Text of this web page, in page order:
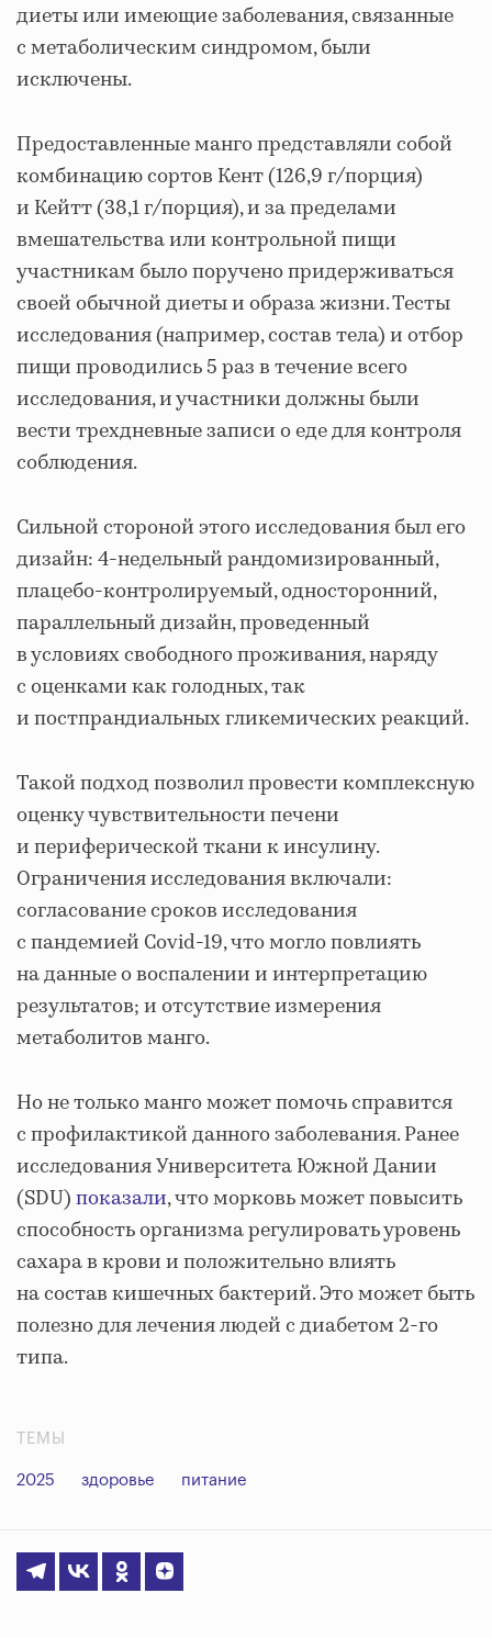
диеты или имеющие заболевания, связанные
с метаболическим синдромом, были
исключены.
Предоставленные манго представляли собой
комбинацию сортов Кент (126,9 г/порция)
и Кейтт (38,1 г/порция), и за пределами
вмешательства или контрольной пищи
участникам было поручено придерживаться
своей обычной диеты и образа жизни. Тесты
исследования (например, состав тела) и отбор
пищи проводились 5 раз в течение всего
исследования, и участники должны были
вести трехдневные записи о еде для контроля
соблюдения.
Сильной стороной этого исследования был его
дизайн: 4-недельный рандомизированный,
плацебо-контролируемый, односторонний,
параллельный дизайн, проведенный
в условиях свободного проживания, наряду
с оценками как голодных, так
и постпрандиальных гликемических реакций.
Такой подход позволил провести комплексную
оценку чувствительности печени
и периферической ткани к инсулину.
Ограничения исследования включали:
согласование сроков исследования
с пандемией Covid-19, что могло повлиять
на данные о воспалении и интерпретацию
результатов; и отсутствие измерения
метаболитов манго.
Но не только манго может помочь справится
с профилактикой данного заболевания. Ранее
исследования Университета Южной Дании
(SDU)показали, что морковь может повысить
способность организма регулировать уровень
сахара в крови и положительно влиять
на состав кишечных бактерий. Это может быть
полезно для лечения людей с диабетом 2-го
типа.
ТЕМЫ
2025 здоровье питание